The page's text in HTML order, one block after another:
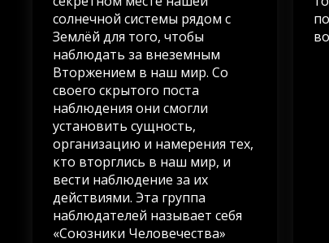
солнечной системы рядом с
Землёй для того, чтобы
наблюдать за внеземным
Вторжением в наш мир. Со
своего скрытого поста
наблюдения они смогли
установить сущность,
организацию и намерения тех,
кто вторглись в наш мир, и
вести наблюдение за их
действиями. Эта группа
наблюдателей называет себя
«Союзники Человечества»